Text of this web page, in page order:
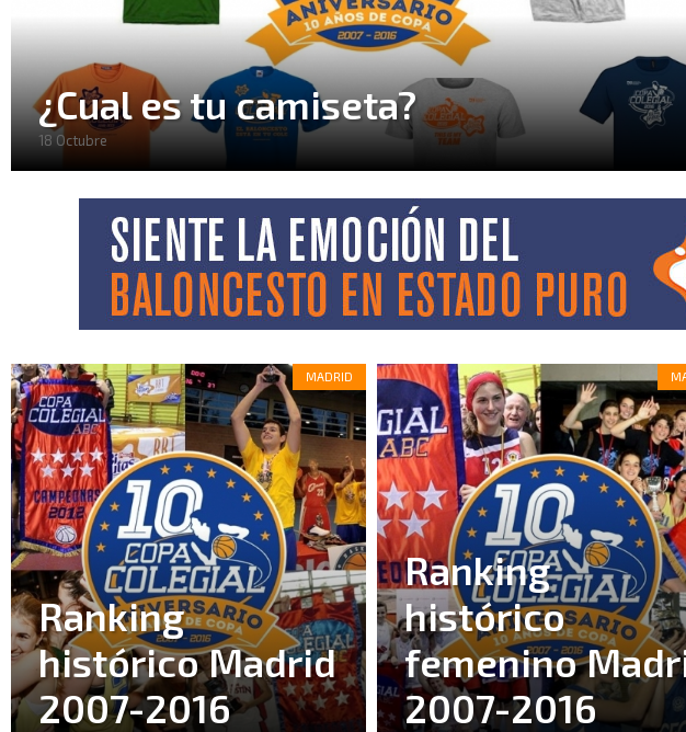
INFORMACIÓN
AFICIÓN
#BASKETISEDUCATION
ANIVERSARIO
¿Cual es tu camiseta?
18 Octubre
MADRID
Ranking
histórico Madrid
2007-2016
Ranking
histórico
femenino
2007-2016